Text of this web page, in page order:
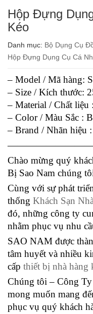
Hộp Đựng
Kéo
Danh mục: Bộ Dụng Cụ
Hộp Đựng Dụng Cụ Cá
– Model / Mã hàng:
– Size / Kích thước:
– Material / Chất
– Color / Màu Sắc :
– Brand / Nhãn hiệu
Chào mừng quý
Bị Sao Nam chúng
Cùng với sự phát
thống Khách Sạn
đó, những công ty
nhằm phục vụ nhu
SAO NAM được
tâm huyết và nhiều
cấp thiết bị nhà hàng
Chúng tôi – Công
mong muốn mang
phục vụ quý khách